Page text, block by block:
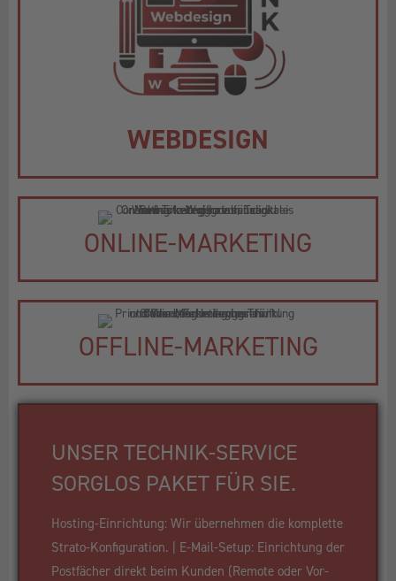
WEBDESIGN
ONLINE-MARKETING
OFFLINE-MARKETING
UNSER TECHNIK-SERVICE
SORGLOS PAKET FÜR SIE.
Hosting-Einrichtung: Wir übernehmen die komplette
Strato-Konfiguration. | E-Mail-Setup: Einrichtung der
Postfächer direkt beim Kunden (Remote oder Vor-